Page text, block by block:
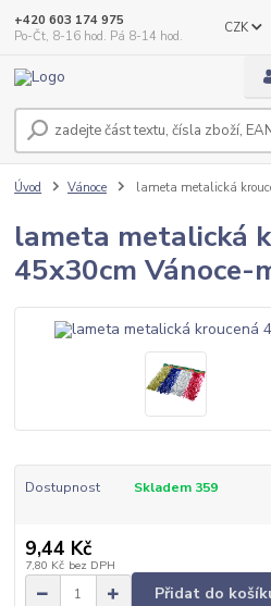
CZK
+420 603 174 975
Po-Čt, 8-16 hod. Pá 8-14 hod.
Úvod Vánoce lameta metalická
lameta metalická
45x30cm Vánoce-
Dostupnost Skladem 359
9,44 Kč
7,80 Kč bez DPH
Přidat do